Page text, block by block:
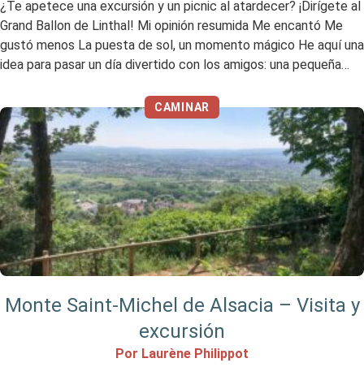
¿Te apetece una excursión y un picnic al atardecer? ¡Dirígete al
Grand Ballon de Linthal! Mi opinión resumida Me encantó Me
gustó menos La puesta de sol, un momento mágico He aquí una
idea para pasar un día divertido con los amigos: una pequeña
CAMINAR
Monte Saint-Michel de Alsacia – Visita y
excursión
Por Laurène Philippot